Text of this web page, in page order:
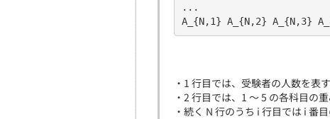
...
A_{N,1} A_{N,2} A_{N,3}
・1 行目では、受験者の人数を表
・2 行目では、1 〜 5 の各科目の
・続く N 行のうち i 行目では i 番